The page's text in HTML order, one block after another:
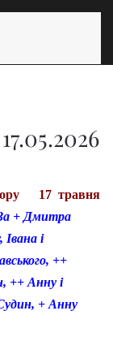
17 травня
+ Дмитра
і
++
++ Анну і
+ Анну